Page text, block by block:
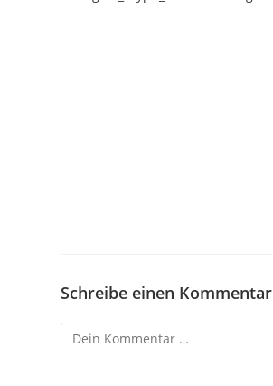
Schreibe einen Kommentar